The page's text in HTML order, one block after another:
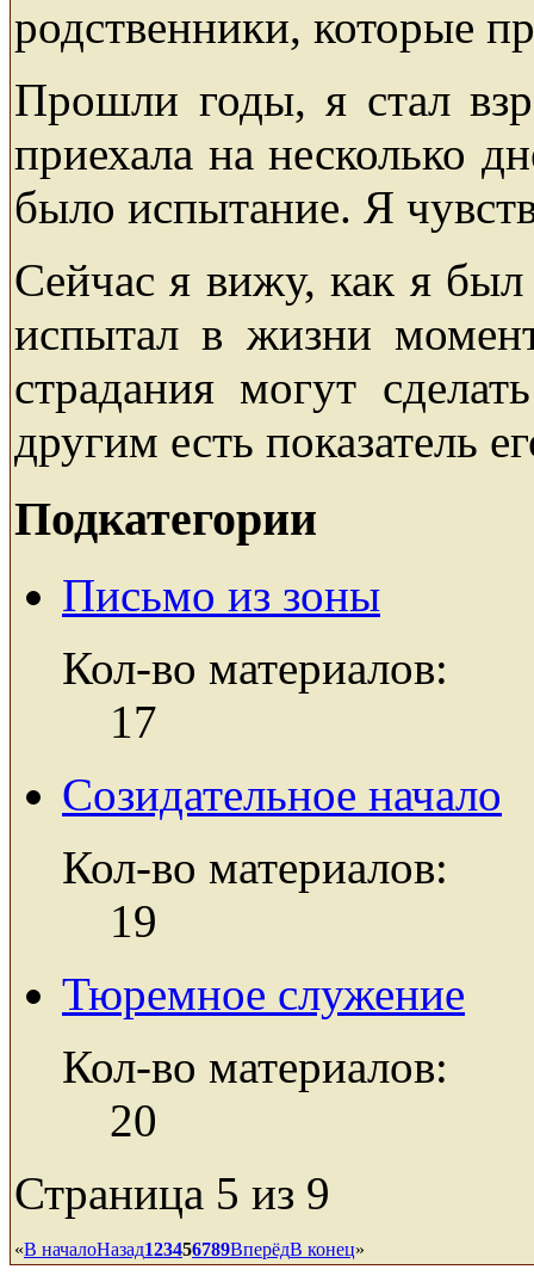
родственники, которые
Прошли годы, я стал
приехала на несколько
было испытание. Я
Сейчас я вижу, как я
испытал в жизни
страдания могут
другим есть показатель
Подкатегории
Письмо из зоны
Кол-во материалов:
17
Созидательное начало
Кол-во материалов:
19
Тюремное служение
Кол-во материалов:
20
Страница 5 из 9
«В началоНазад123456789ВперёдВ конец»